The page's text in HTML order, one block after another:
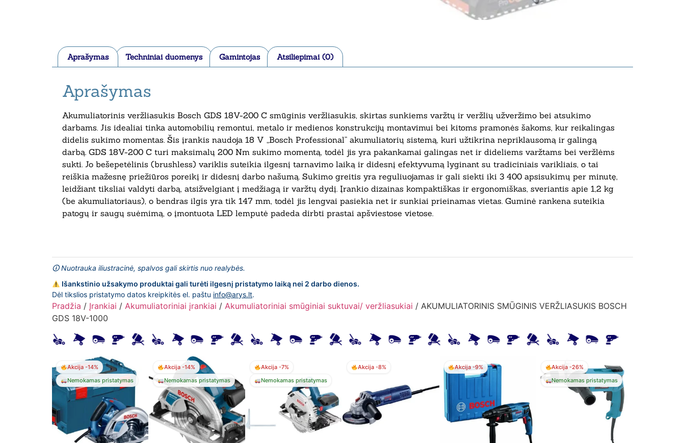
Aprašymas Techniniai duomenys Gamintojas Atsiliepimai (0)
Aprašymas
Akumuliatorinis veržliasukis Bosch GDS 18V-200 C smūginis veržliasukis, skirtas sunkiems varžtų ir veržlių užveržimo bei atsukimo
darbams. Jis idealiai tinka automobilių remontui, metalo ir medienos konstrukcijų montavimui bei kitoms pramonės šakoms, kur reikalingas
didelis sukimo momentas. Šis įrankis naudoja 18 V „Bosch Professional“ akumuliatorių sistemą, kuri užtikrina nepriklausomą ir galingą
darbą. GDS 18V-200 C turi maksimalų 200 Nm sukimo momentą, todėl jis yra pakankamai galingas net ir dideliems varžtams bei veržlėms
sukti. Jo bešepetėlinis (brushless) variklis suteikia ilgesnį tarnavimo laiką ir didesnį efektyvumą lyginant su tradiciniais varikliais, o tai
reiškia mažesnę priežiūros poreikį ir didesnį darbo našumą. Sukimo greitis yra reguliuojamas ir gali siekti iki 3 400 apsisukimų per minutę,
leidžiant tiksliai valdyti darbą, atsižvelgiant į medžiagą ir varžtų dydį. Įrankio dizainas kompaktiškas ir ergonomiškas, sveriantis apie 1,2 kg
(be akumuliatoriaus), o bendras ilgis yra tik 147 mm, todėl jis lengvai pasiekia net ir sunkiai prieinamas vietas. Guminė rankena suteikia
patogų ir saugų suėmimą, o įmontuota LED lemputė padeda dirbti prastai apšviestose vietose.
🛈 Nuotrauka iliustracinė, spalvos gali skirtis nuo realybės.
Išankstinio užsakymo produktai gali turėti ilgesnį pristatymo laiką nei 2 darbo dienos.
Dėl tikslios pristatymo datos kreipkitės el. paštu info@arys.lt.
Pradžia / Įrankiai / Akumuliatoriniai įrankiai / Akumuliatoriniai smūginiai suktuvai/ veržliasukiai / AKUMULIATORINIS SMŪGINIS VERŽLIASUKIS BOSCH
GDS 18V-1000
Akcija -14%
Nemokamas pristatymas
Akcija -14%
Nemokamas pristatymas
Akcija -7%
Nemokamas pristatymas
Akcija -8% Akcija -9%
Akcija -26%
Nemokamas pristatymas